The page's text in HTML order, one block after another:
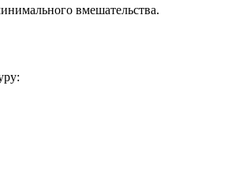
вмешательства.